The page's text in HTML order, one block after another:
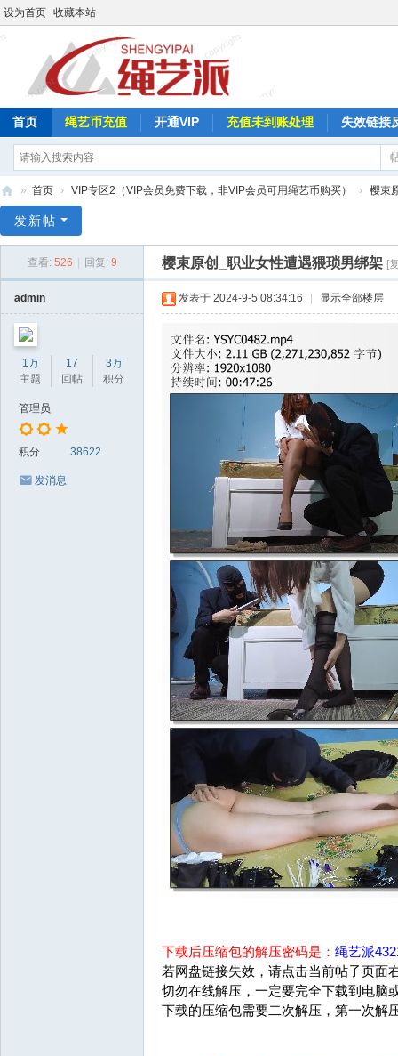
设为首页 收藏本站
首页 绳艺币充值 开通VIP 充值未到账处理 失效链接
艺
» 首页 › VIP专区2（VIP会员免费下载，非VIP会员可用绳艺币购买） › 樱束
发新帖
查看: 526 回复: 9 樱束原创_职业女性遭遇猥琐男绑架 [
admin
1万
主题
17
回帖
3万
积分
管理员
积分 38622
发消息
发表于 2024-9-5 08:34:16 显示全部楼层
下载后压缩包的解压密码是： 绳艺派
若网盘链接失效，请点击当前帖子页面
切勿在线解压，一定要完全下载到电脑
下载的压缩包需要二次解压，第一次解